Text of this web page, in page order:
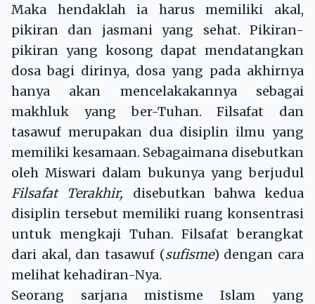
Maka hendaklah ia harus memiliki akal,
pikiran dan jasmani yang sehat. Pikiran-
pikiran yang kosong dapat mendatangkan
dosa bagi dirinya, dosa yang pada akhirnya
hanya akan mencelakakannya sebagai
makhluk yang ber-Tuhan. Filsafat dan
tasawuf merupakan dua disiplin ilmu yang
memiliki kesamaan. Sebagaimana disebutkan
oleh Miswari dalam bukunya yang berjudul
Filsafat Terakhir, disebutkan bahwa kedua
disiplin tersebut memiliki ruang konsentrasi
untuk mengkaji Tuhan. Filsafat berangkat
dari akal, dan tasawuf (sufisme) dengan cara
melihat kehadiran-Nya.
Seorang sarjana mistisme Islam yang